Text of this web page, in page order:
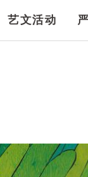
艺文活动